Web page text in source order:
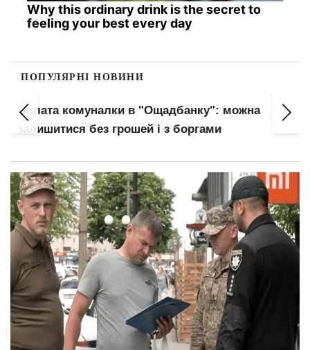
Why this ordinary drink is the secret to
feeling your best every day
ПОПУЛЯРНІ НОВИНИ
Оплата комуналки в "Ощадбанку": можна
залишитися без грошей і з боргами